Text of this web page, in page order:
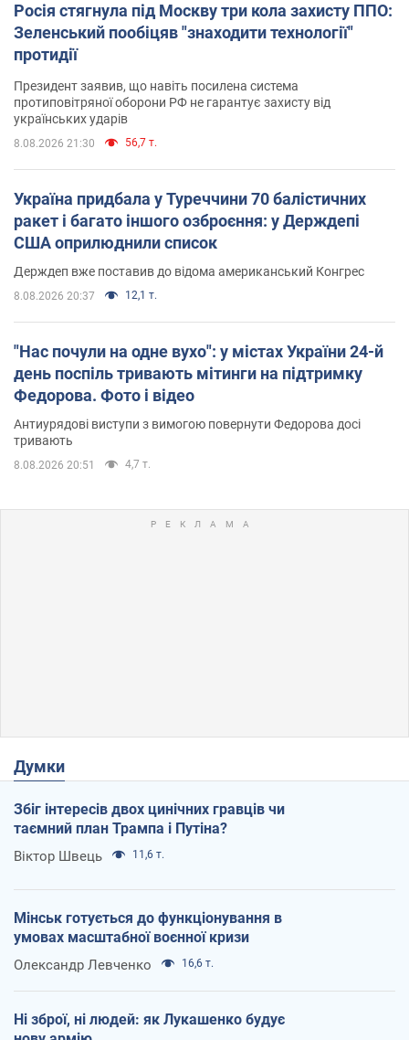
Росія стягнула під Москву три кола захисту ППО:
Зеленський пообіцяв "знаходити технології"
протидії
Президент заявив, що навіть посилена система
протиповітряної оборони РФ не гарантує захисту від
українських ударів
8.08.2026 21:30 56,7 т.
Україна придбала у Туреччини 70 балістичних
ракет і багато іншого озброєння: у Держдепі
США оприлюднили список
Держдеп вже поставив до відома американський Конгрес
8.08.2026 20:37 12,1 т.
"Нас почули на одне вухо": у містах України 24-й
день поспіль тривають мітинги на підтримку
Федорова. Фото і відео
Антиурядові виступи з вимогою повернути Федорова досі
тривають
8.08.2026 20:51 4,7 т.
Думки
Збіг інтересів двох цинічних гравців чи
таємний план Трампа і Путіна?
Віктор Швець 11,6 т.
Мінськ готується до функціонування в
умовах масштабної воєнної кризи
Олександр Левченко 16,6 т.
Ні зброї, ні людей: як Лукашенко будує